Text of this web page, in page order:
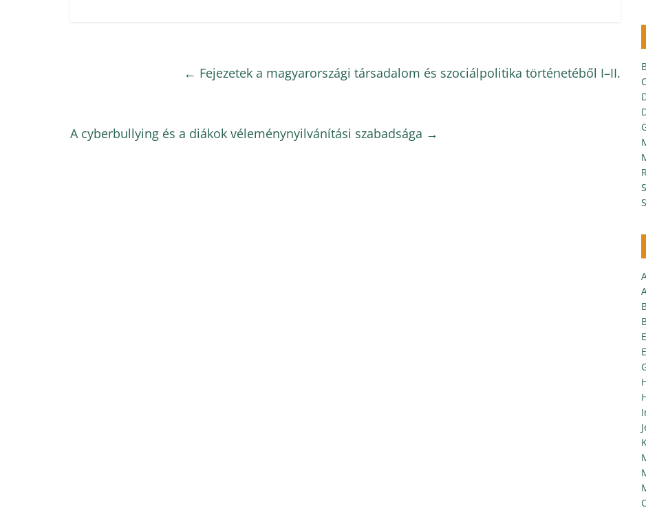
← Fejezetek a magyarországi társadalom és szociálpolitika történetéből I–II.
A cyberbullying és a diákok véleménynyilvánítási szabadsága →